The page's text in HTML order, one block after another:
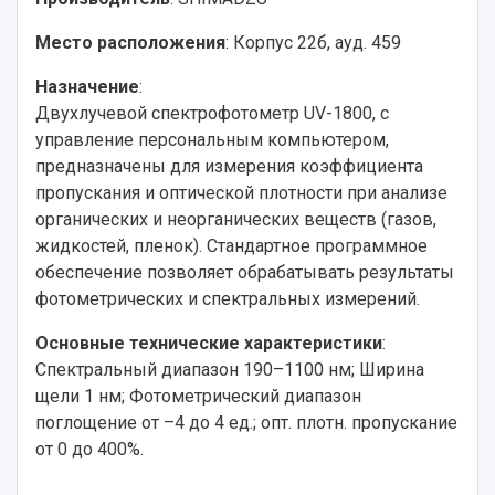
Ключевые факты
Руководство
Наблюдательный совет
Попечительский совет
Ученый совет
Ректорат
Кадровый резерв
Сотрудники и преподаватели
Заслуженные деятели
Структура университета
Институты и факультеты
Бортжурнал
События
СМИ об университете
Пресс-центр
Газета "Полет"
Газета "Самарский университет"
Мы в соцсетях
Мультимедиа
Подкасты
Просветительский проект "Одержимы
Абитуриенту
Магистратура
Аспирантура
Формы обучения
Учебные планы
Дополнительное образование
Институты и факультеты
Образовательные программы
Профессорско-преподавательский состав
Расписание занятий
Стипендии
Научные школы и ведущие научные коллективы
Подготовка научных кадров
Конкурс на замещение должностей научных
работников
Научно-технический совет
Научные проекты и темы
Аспирантура и докторантура
Научная инфраструктура
Научно-исследовательские подразделения
Структурная схема управления научно-
исследовательской деятельностью
Место расположения: Корпус 22б, ауд. 459
Назначение:
Двухлучевой спектрофотометр UV-1800, с
управление персональным компьютером,
предназначены для измерения коэффициента
пропускания и оптической плотности при анализе
органических и неорганических веществ (газов,
жидкостей, пленок). Стандартное программное
обеспечение позволяет обрабатывать результаты
фотометрических и спектральных измерений.
Основные технические характеристики:
Спектральный диапазон 190–1100 нм; Ширина
щели 1 нм; Фотометрический диапазон
поглощение от –4 до 4 ед.; опт. плотн. пропускание
от 0 до 400%.